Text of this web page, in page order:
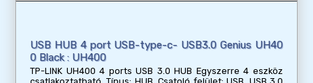
USB HUB 4 port USB-type-c- USB3.0 Genius UH40
0 Black : UH400
TP-LINK UH400 4 ports USB 3.0 HUB Egyszerre 4 eszköz